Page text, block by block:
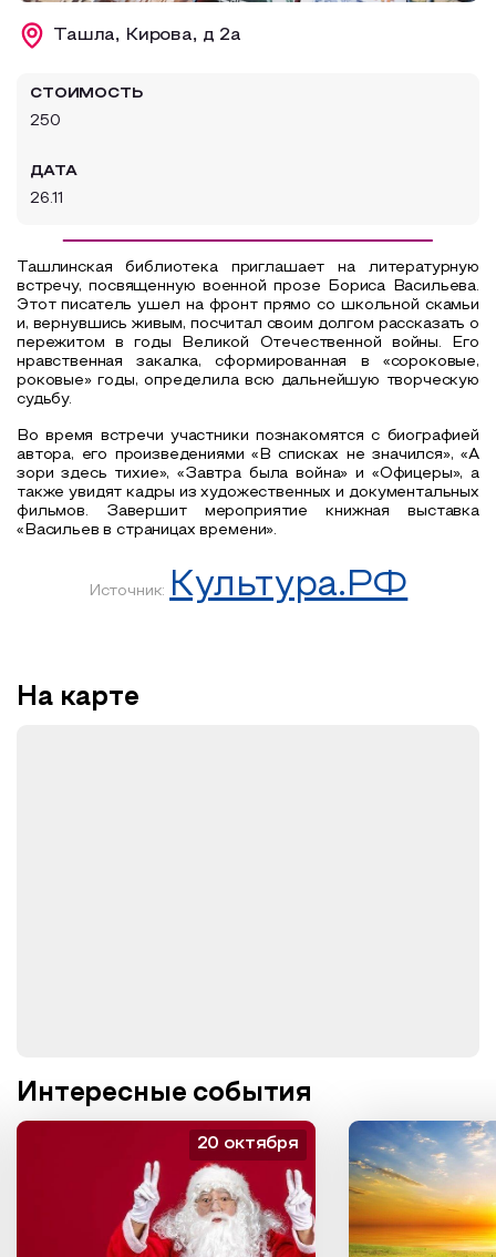
Образовательный туризм
Ташла, Кирова, д 2а
СТОИМОСТЬ
250
ДАТА
26.11
Ташлинская библиотека приглашает на литературную
встречу, посвященную военной прозе Бориса Васильева.
Этот писатель ушел на фронт прямо со школьной скамьи
и, вернувшись живым, посчитал своим долгом рассказать о
пережитом в годы Великой Отечественной войны. Его
нравственная закалка, сформированная в «сороковые,
роковые» годы, определила всю дальнейшую творческую
судьбу.
Во время встречи участники познакомятся с биографией
автора, его произведениями «В списках не значился», «А
зори здесь тихие», «Завтра была война» и «Офицеры», а
также увидят кадры из художественных и документальных
фильмов. Завершит мероприятие книжная выставка
«Васильев в страницах времени».
Источник: Культура.РФ
На карте
Интересные события
20 октября